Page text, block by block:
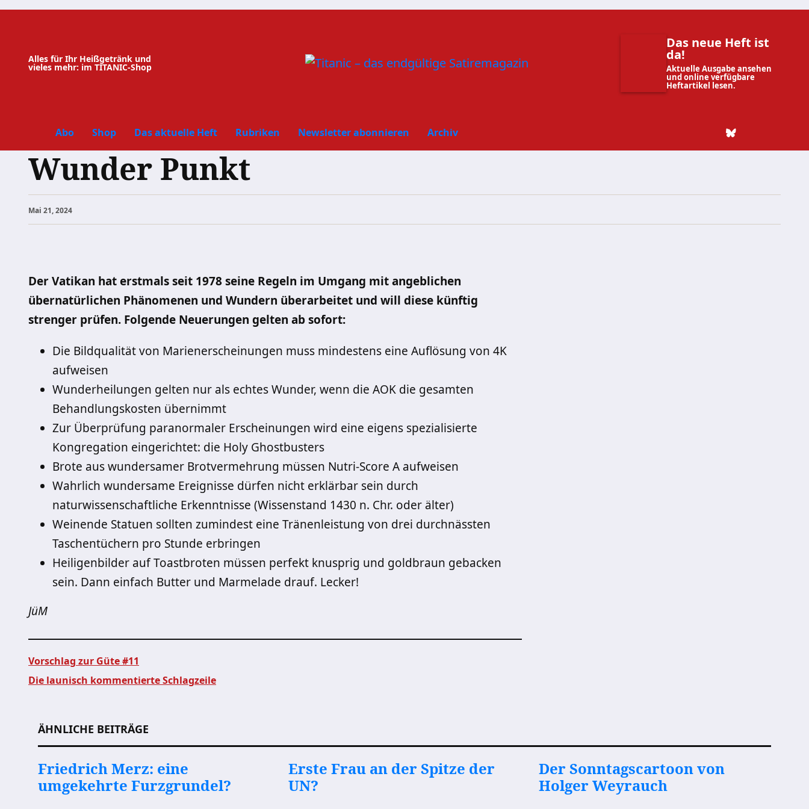
Zum
Alles für Ihr Heißgetränk und
vieles mehr: im TITANIC-Shop
Das neue Heft ist
da!
Aktuelle Ausgabe ansehen
und online verfügbare
Heftartikel lesen.
Abo Shop Das aktuelle Heft Rubriken Newsletter abonnieren Archiv
Wunder Punkt
Mai 21, 2024
Der Vatikan hat erstmals seit 1978 seine Regeln im Umgang mit angeblichen
übernatürlichen Phänomenen und Wundern überarbeitet und will diese künftig
strenger prüfen. Folgende Neuerungen gelten ab sofort:
Die Bildqualität von Marienerscheinungen muss mindestens eine Auflösung von 4K
aufweisen
Wunderheilungen gelten nur als echtes Wunder, wenn die AOK die gesamten
Behandlungskosten übernimmt
Zur Überprüfung paranormaler Erscheinungen wird eine eigens spezialisierte
Kongregation eingerichtet: die Holy Ghostbusters
Brote aus wundersamer Brotvermehrung müssen Nutri-Score A aufweisen
Wahrlich wundersame Ereignisse dürfen nicht erklärbar sein durch
naturwissenschaftliche Erkenntnisse (Wissenstand 1430 n. Chr. oder älter)
Weinende Statuen sollten zumindest eine Tränenleistung von drei durchnässten
Taschentüchern pro Stunde erbringen
Heiligenbilder auf Toastbroten müssen perfekt knusprig und goldbraun gebacken
sein. Dann einfach Butter und Marmelade drauf. Lecker!
JüM
Vorschlag zur Güte #11
Die launisch kommentierte Schlagzeile
ÄHNLICHE BEITRÄGE
Friedrich Merz: eine
umgekehrte Furzgrundel?
Erste Frau an der Spitze der
UN?
Der Sonntagscartoon von
Holger Weyrauch